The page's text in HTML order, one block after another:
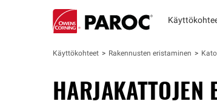
Käyttökohteet Rakennusten eristaminen
HARJAKATTOJEN